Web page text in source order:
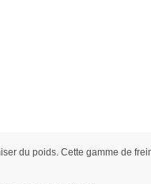
du poids. Cette gamme de